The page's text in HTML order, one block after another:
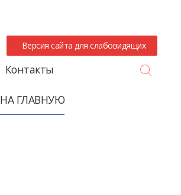
Версия сайта для слабовидящих
Контакты
НА ГЛАВНУЮ